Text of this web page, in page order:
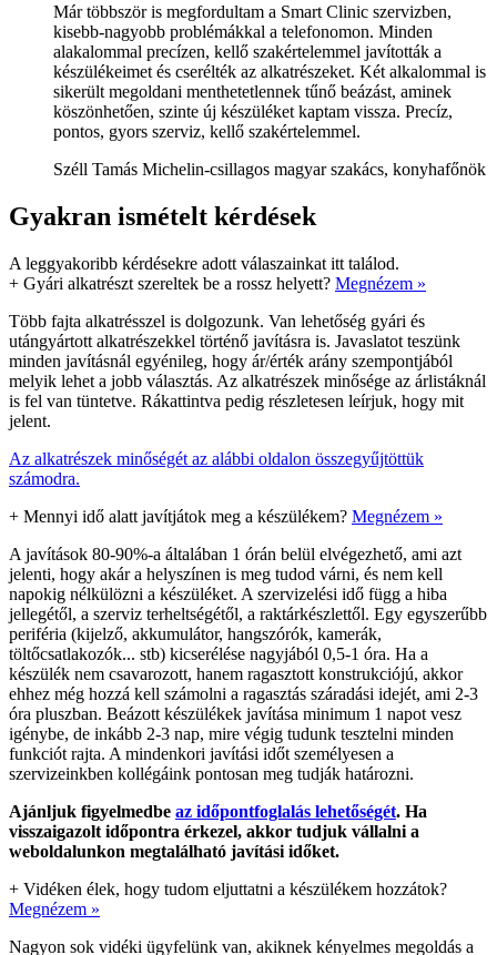
Már többször is megfordultam a Smart Clinic szervizben,
kisebb-nagyobb problémákkal a telefonomon. Minden
alakalommal precízen, kellő szakértelemmel javították a
készülékeimet és cserélték az alkatrészeket. Két alkalommal is
sikerült megoldani menthetetlennek tűnő beázást, aminek
köszönhetően, szinte új készüléket kaptam vissza. Precíz,
pontos, gyors szerviz, kellő szakértelemmel.
Széll Tamás Michelin-csillagos magyar szakács, konyhafőnök
Gyakran ismételt kérdések
A leggyakoribb kérdésekre adott válaszainkat itt találod.
+ Gyári alkatrészt szereltek be a rossz helyett? Megnézem »
Több fajta alkatrésszel is dolgozunk. Van lehetőség gyári és
utángyártott alkatrészekkel történő javításra is. Javaslatot teszünk
minden javításnál egyénileg, hogy ár/érték arány szempontjából
melyik lehet a jobb választás. Az alkatrészek minősége az árlistáknál
is fel van tüntetve. Rákattintva pedig részletesen leírjuk, hogy mit
jelent.
Az alkatrészek minőségét az alábbi oldalon összegyűjtöttük
számodra.
+ Mennyi idő alatt javítjátok meg a készülékem? Megnézem »
A javítások 80-90%-a általában 1 órán belül elvégezhető, ami azt
jelenti, hogy akár a helyszínen is meg tudod várni, és nem kell
napokig nélkülözni a készüléket. A szervizelési idő függ a hiba
jellegétől, a szerviz terheltségétől, a raktárkészlettől. Egy egyszerűbb
periféria (kijelző, akkumulátor, hangszórók, kamerák,
töltőcsatlakozók... stb) kicserélése nagyjából 0,5-1 óra. Ha a
készülék nem csavarozott, hanem ragasztott konstrukciójú, akkor
ehhez még hozzá kell számolni a ragasztás száradási idejét, ami 2-3
óra pluszban. Beázott készülékek javítása minimum 1 napot vesz
igénybe, de inkább 2-3 nap, mire végig tudunk tesztelni minden
funkciót rajta. A mindenkori javítási időt személyesen a
szervizeinkben kollégáink pontosan meg tudják határozni.
Ajánljuk figyelmedbe az időpontfoglalás lehetőségét. Ha
visszaigazolt időpontra érkezel, akkor tudjuk vállalni a
weboldalunkon megtalálható javítási időket.
+ Vidéken élek, hogy tudom eljuttatni a készülékem hozzátok?
Megnézem »
Nagyon sok vidéki ügyfelünk van, akiknek kényelmes megoldás a